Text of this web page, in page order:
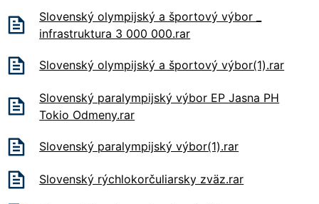
Slovenský olympijský a športový výbor _
infrastruktura 3 000 000.rar
Slovenský olympijský a športový výbor(1).rar
Slovenský paralympijský výbor EP Jasna PH
Tokio Odmeny.rar
Slovenský paralympijský výbor(1).rar
Slovenský rýchlokorčuliarsky zväz.rar